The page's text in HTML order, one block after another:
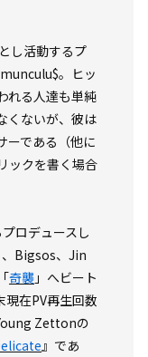
し活動するプ
。ヒッ
れる人達も単純
くないが、彼は
ーである（他に
ックを書く場合
ロデュースし
Bigsos、Jin
奇襲 」へビート
在PV再生回数
Zettonの
』であ